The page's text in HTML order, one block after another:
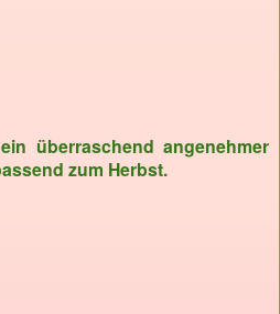
überraschend angenehmer
zum Herbst.